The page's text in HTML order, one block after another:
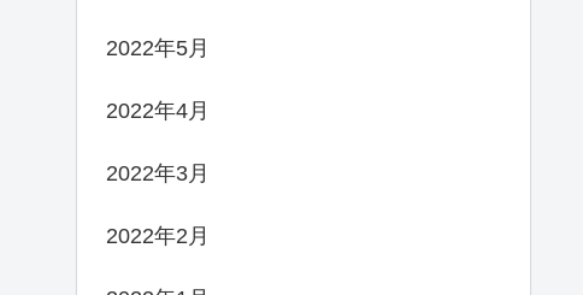
2022年5月
2022年4月
2022年3月
2022年2月